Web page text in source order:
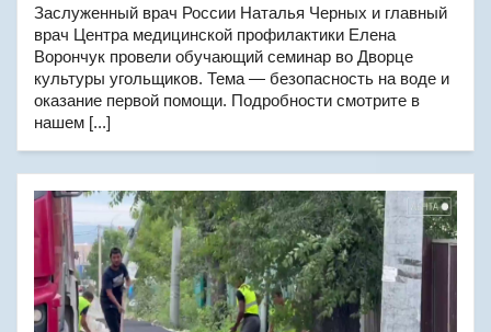
Заслуженный врач России Наталья Черных и главный
врач Центра медицинской профилактики Елена
Ворончук провели обучающий семинар во Дворце
культуры угольщиков. Тема — безопасность на воде и
оказание первой помощи. Подробности смотрите в
нашем [...]